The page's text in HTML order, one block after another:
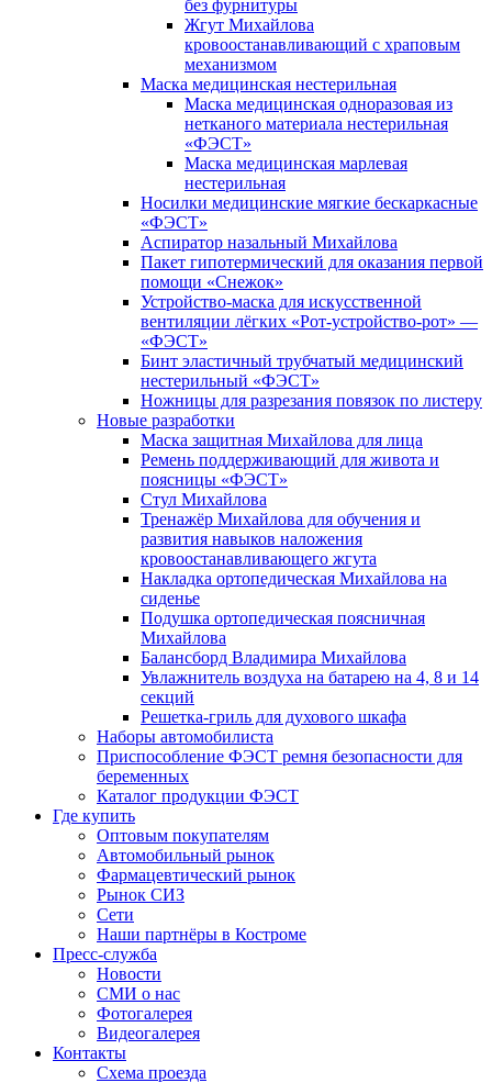
без фурнитуры
Жгут Михайлова
кровоостанавливающий с храповым
механизмом
Маска медицинская нестерильная
Маска медицинская одноразовая из
нетканого материала нестерильная
«ФЭСТ»
Маска медицинская марлевая
нестерильная
Носилки медицинские мягкие бескаркасные
«ФЭСТ»
Аспиратор назальный Михайлова
Пакет гипотермический для оказания первой
помощи «Снежок»
Устройство-маска для искусственной
вентиляции лёгких «Рот-устройство-рот» —
«ФЭСТ»
Бинт эластичный трубчатый медицинский
нестерильный «ФЭСТ»
Ножницы для разрезания повязок по листеру
Новые разработки
Маска защитная Михайлова для лица
Ремень поддерживающий для живота и
поясницы «ФЭСТ»
Стул Михайлова
Тренажёр Михайлова для обучения и
развития навыков наложения
кровоостанавливающего жгута
Накладка ортопедическая Михайлова на
сиденье
Подушка ортопедическая поясничная
Михайлова
Балансборд Владимира Михайлова
Увлажнитель воздуха на батарею на 4, 8 и 14
секций
Решетка-гриль для духового шкафа
Наборы автомобилиста
Приспособление ФЭСТ ремня безопасности для
беременных
Каталог продукции ФЭСТ
Где купить
Оптовым покупателям
Автомобильный рынок
Фармацевтический рынок
Рынок СИЗ
Сети
Наши партнёры в Костроме
Пресс-служба
Новости
СМИ о нас
Фотогалерея
Видеогалерея
Контакты
Схема проезда